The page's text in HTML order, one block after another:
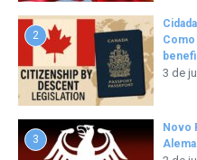
2
Como
3 de
3
Novo